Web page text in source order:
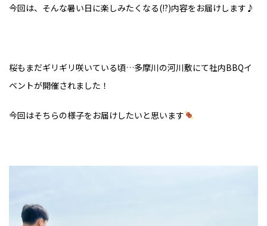
今回は、そんな暑い日に楽しみたくなる(!?)内容をお届けします♪
桜もまだギリギリ咲いている頃…多摩川の河川敷にて社内BBQイ
ベントが開催されました！
今回はそちらの様子をお届けしたいと思います